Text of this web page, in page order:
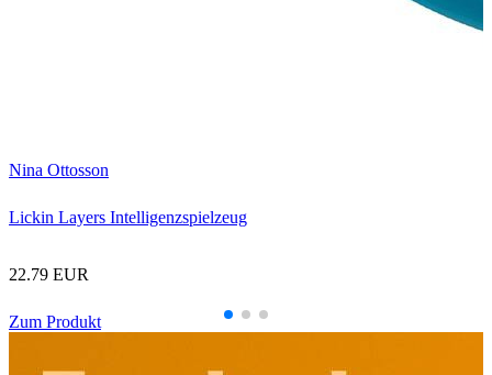
Nina Ottosson
Lickin Layers Intelligenzspielzeug
22.79 EUR
Zum Produkt